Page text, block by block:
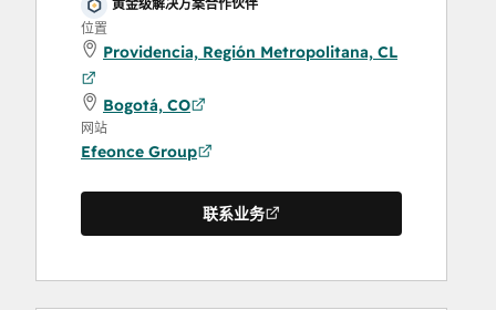
黄金级解决方案合作伙伴
位置
Providencia, Región Metropolitana, CL
Bogotá, CO
网站
Efeonce Group
联系业务